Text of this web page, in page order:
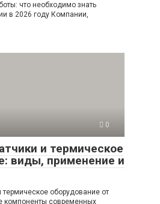
что необходимо знать
в 2026 году Компании,
0
и термическое
виды, применение и
оборудование от
компоненты современных